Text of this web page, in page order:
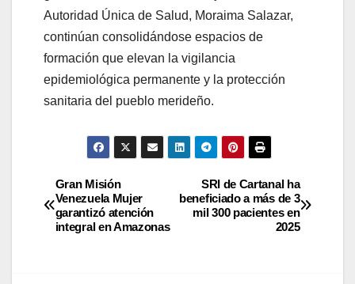
Autoridad Única de Salud, Moraima Salazar,
continúan consolidándose espacios de
formación que elevan la vigilancia
epidemiológica permanente y la protección
sanitaria del pueblo merideño.
SRI de Cartanal ha
beneficiado a más de 3
mil 300 pacientes en
2025
Gran Misión
Venezuela Mujer
garantizó atención
integral en Amazonas